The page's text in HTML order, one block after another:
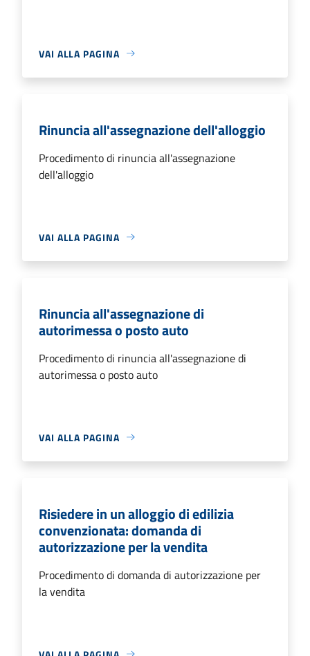
VAI ALLA PAGINA
Rinuncia all'assegnazione dell'alloggio
Procedimento di rinuncia all'assegnazione
dell'alloggio
VAI ALLA PAGINA
Rinuncia all'assegnazione di
autorimessa o posto auto
Procedimento di rinuncia all'assegnazione di
autorimessa o posto auto
VAI ALLA PAGINA
Risiedere in un alloggio di edilizia
convenzionata: domanda di
autorizzazione per la vendita
Procedimento di domanda di autorizzazione per
la vendita